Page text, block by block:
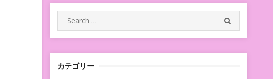
Search
for:
カテゴリー